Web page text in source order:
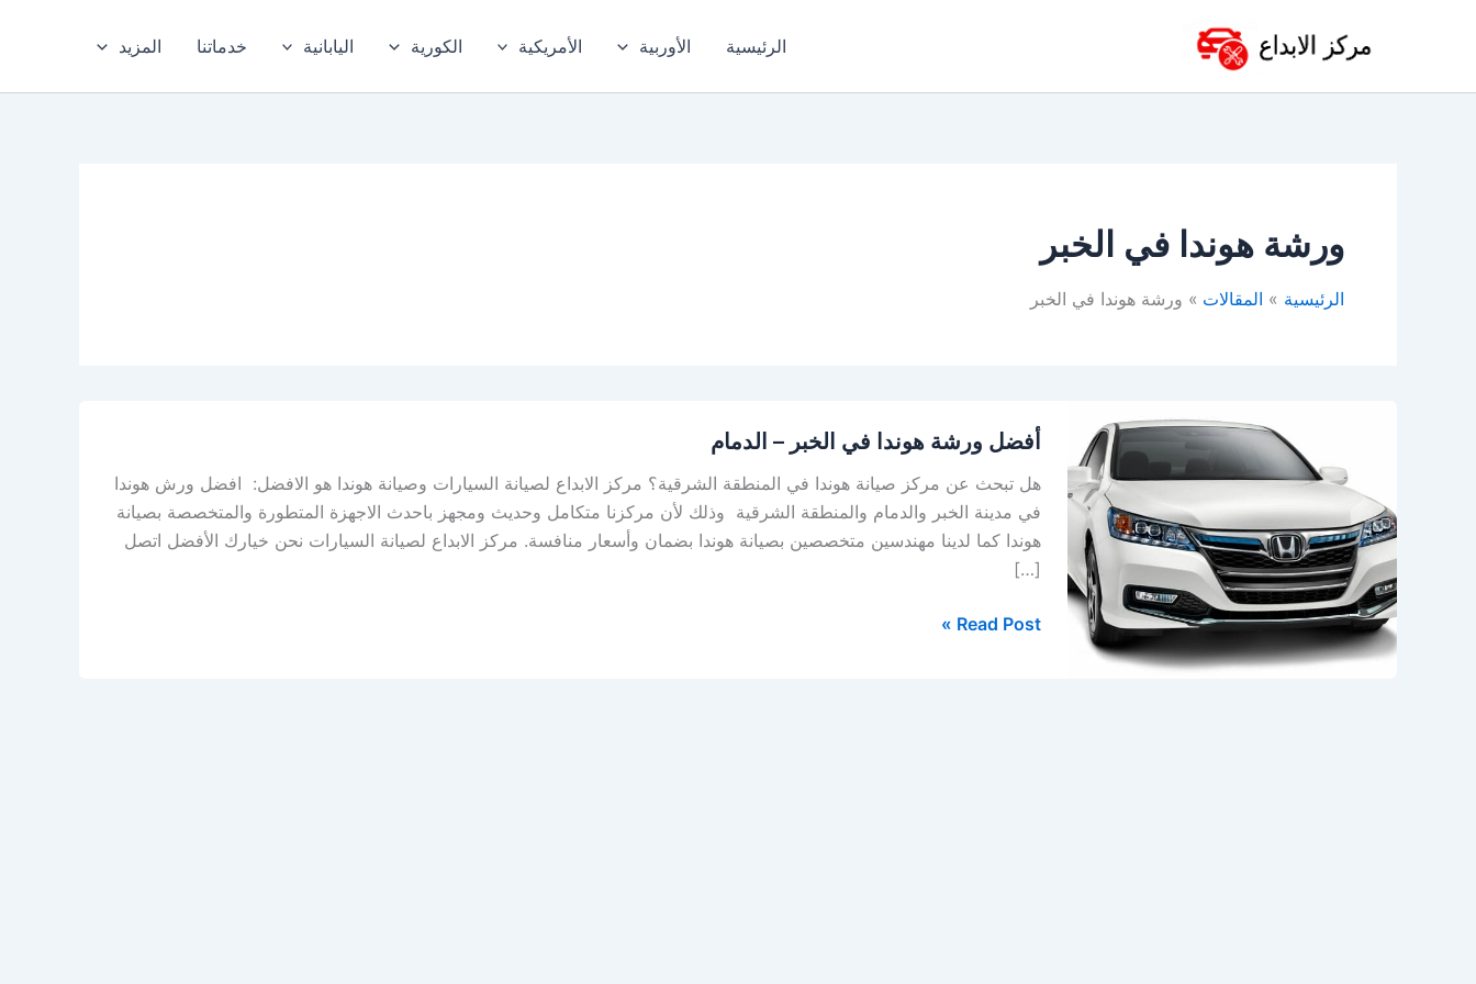
الرئيسية الأوربية الأمريكية الكورية اليابانية خدماتنا المزيد
ورشة هوندا في الخبر
الرئيسية المقالات ورشة هوندا في الخبر
أفضل ورشة هوندا في الخبر – الدمام
هل تبحث عن مركز صيانة هوندا في المنطقة الشرقية؟ مركز الابداع لصيانة السيارات وصيانة هوندا هو الافضل: افضل ورش هوندا
في مدينة الخبر والدمام والمنطقة الشرقية وذلك لأن مركزنا متكامل وحديث ومجهز باحدث الاجهزة المتطورة والمتخصصة بصيانة
هوندا كما لدينا مهندسين متخصصين بصيانة هوندا بضمان وأسعار منافسة. مركز الابداع لصيانة السيارات نحن خيارك الأفضل اتصل
[…]
ورشة
في
الخبر
الدمام
Read Post »